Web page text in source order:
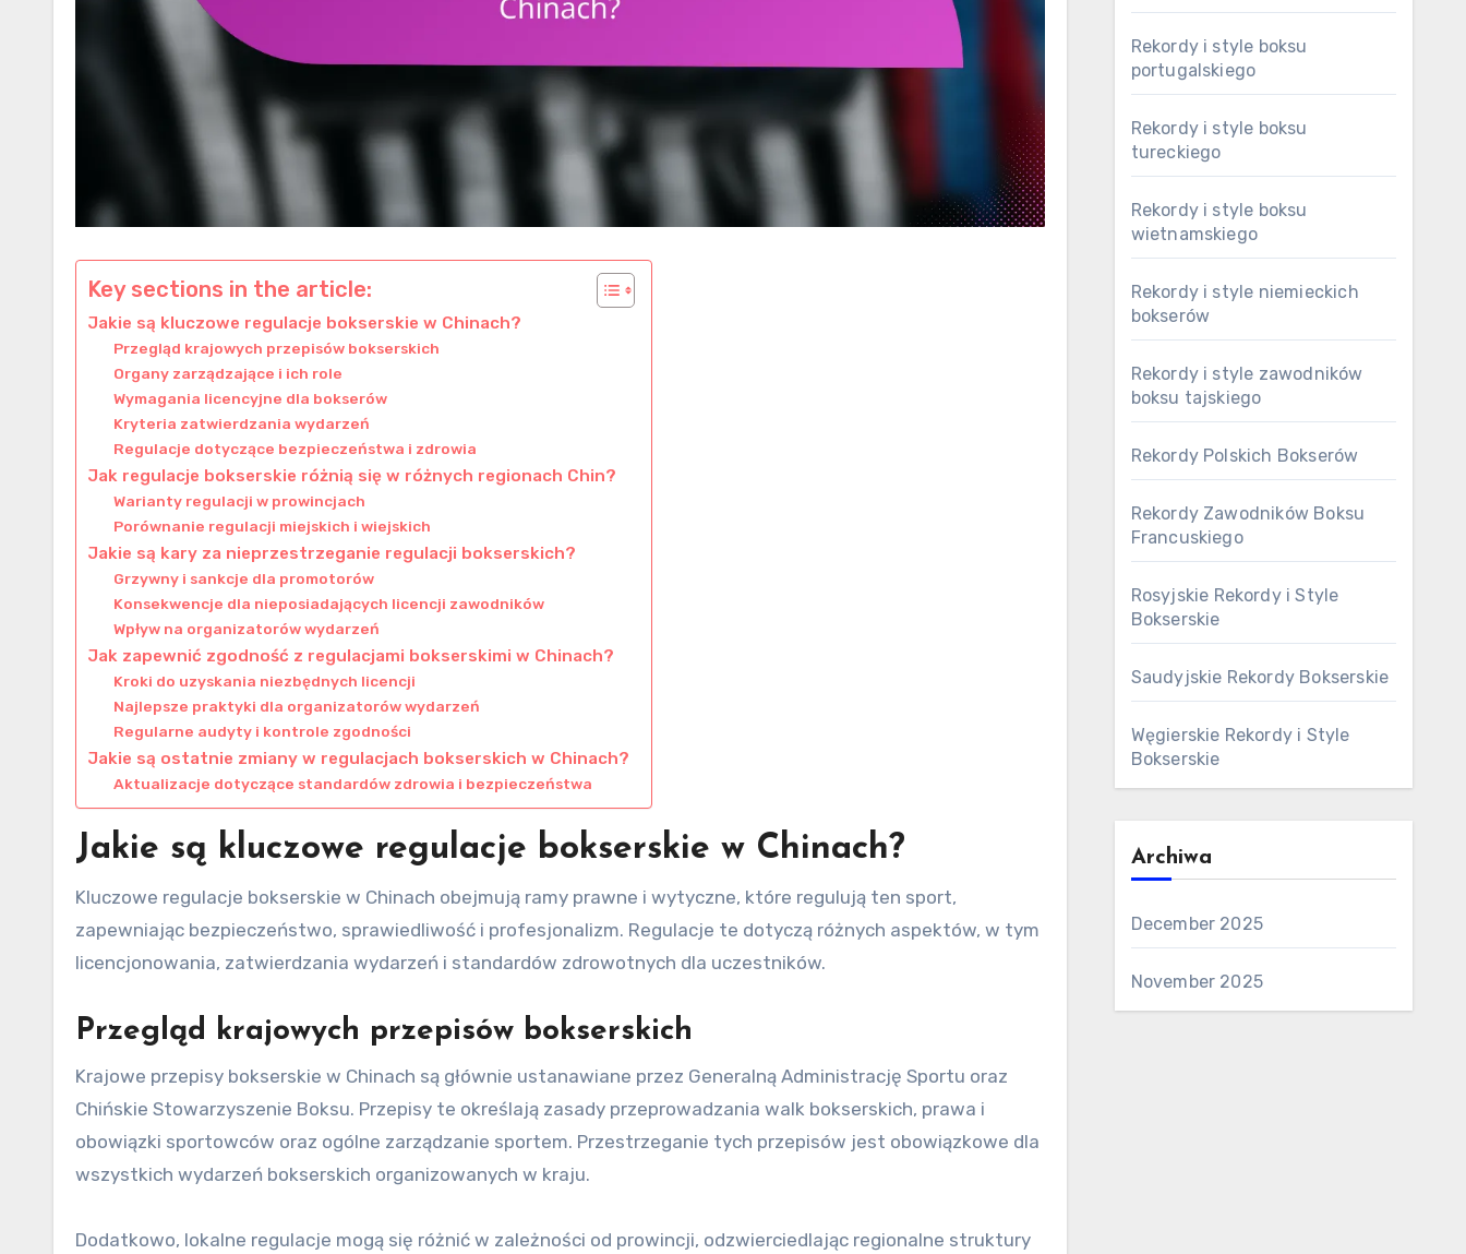
Key sections in the article:
Jakie są kluczowe regulacje bokserskie w Chinach?
Przegląd krajowych przepisów bokserskich
Organy zarządzające i ich role
Wymagania licencyjne dla bokserów
Kryteria zatwierdzania wydarzeń
Regulacje dotyczące bezpieczeństwa i zdrowia
Jak regulacje bokserskie różnią się w różnych regionach Chin?
Warianty regulacji w prowincjach
Porównanie regulacji miejskich i wiejskich
Jakie są kary za nieprzestrzeganie regulacji bokserskich?
Grzywny i sankcje dla promotorów
Konsekwencje dla nieposiadających licencji zawodników
Wpływ na organizatorów wydarzeń
Jak zapewnić zgodność z regulacjami bokserskimi w Chinach?
Kroki do uzyskania niezbędnych licencji
Najlepsze praktyki dla organizatorów wydarzeń
Regularne audyty i kontrole zgodności
Jakie są ostatnie zmiany w regulacjach bokserskich w Chinach?
Aktualizacje dotyczące standardów zdrowia i bezpieczeństwa
Jakie są kluczowe regulacje bokserskie w Chinach?
Kluczowe regulacje bokserskie w Chinach obejmują ramy prawne i wytyczne, które regulują ten sport,
zapewniając bezpieczeństwo, sprawiedliwość i profesjonalizm. Regulacje te dotyczą różnych aspektów, w tym
licencjonowania, zatwierdzania wydarzeń i standardów zdrowotnych dla uczestników.
Przegląd krajowych przepisów bokserskich
Krajowe przepisy bokserskie w Chinach są głównie ustanawiane przez Generalną Administrację Sportu oraz
Chińskie Stowarzyszenie Boksu. Przepisy te określają zasady przeprowadzania walk bokserskich, prawa i
obowiązki sportowców oraz ogólne zarządzanie sportem. Przestrzeganie tych przepisów jest obowiązkowe dla
wszystkich wydarzeń bokserskich organizowanych w kraju.
Dodatkowo, lokalne regulacje mogą się różnić w zależności od prowincji, odzwierciedlając regionalne struktury
Rekordy i style boksu
portugalskiego
Rekordy i style boksu
tureckiego
Rekordy i style boksu
wietnamskiego
Rekordy i style niemieckich
bokserów
Rekordy i style zawodników
boksu tajskiego
Rekordy Polskich Bokserów
Rekordy Zawodników Boksu
Francuskiego
Rosyjskie Rekordy i Style
Bokserskie
Saudyjskie Rekordy Bokserskie
Węgierskie Rekordy i Style
Bokserskie
Archiwa
December 2025
November 2025